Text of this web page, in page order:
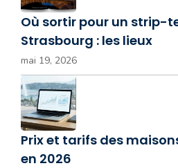
Où sortir pour un strip-
Strasbourg : les lieux
mai 19, 2026
Prix et tarifs des
en 2026